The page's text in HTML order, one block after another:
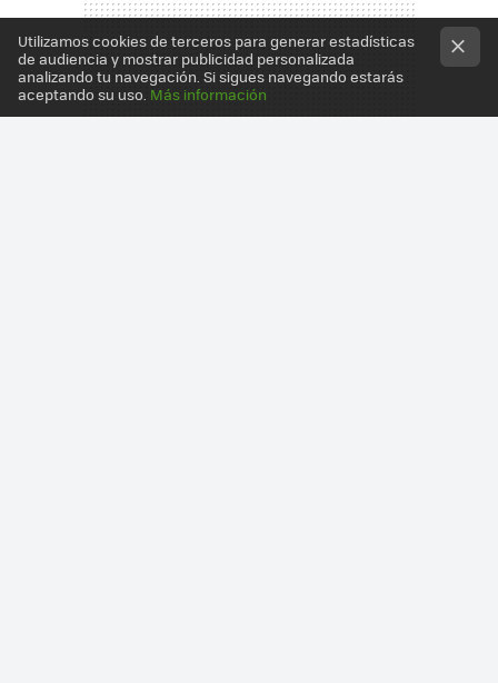
Utilizamos cookies de terceros para generar estadísticas
de audiencia y mostrar publicidad personalizada
analizando tu navegación. Si sigues navegando estarás
aceptando su uso. Más información